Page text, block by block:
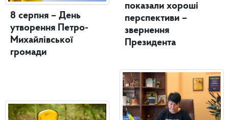
8 серпня – День
утворення Петро-
Михайлівської
громади
показали хороші
перспективи –
звернення
Президента